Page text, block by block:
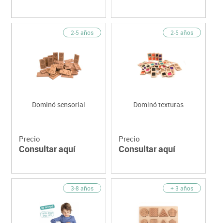
2-5 años
Dominó sensorial
Precio
Consultar aquí
2-5 años
Dominó texturas
Precio
Consultar aquí
3-8 años + 3 años